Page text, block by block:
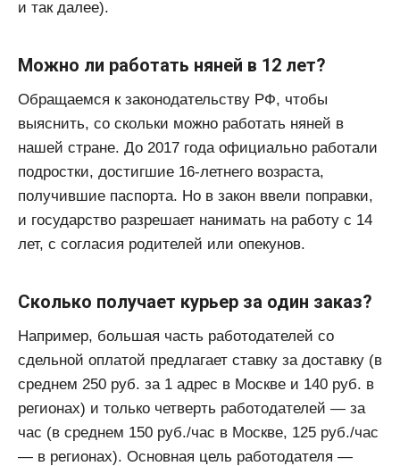
и так далее).
Можно ли работать няней в 12 лет?
Обращаемся к законодательству РФ, чтобы
выяснить, со скольки можно работать няней в
нашей стране. До 2017 года официально работали
подростки, достигшие 16-летнего возраста,
получившие паспорта. Но в закон ввели поправки,
и государство разрешает нанимать на работу с 14
лет, с согласия родителей или опекунов.
Сколько получает курьер за один заказ?
Например, большая часть работодателей со
сдельной оплатой предлагает ставку за доставку (в
среднем 250 руб. за 1 адрес в Москве и 140 руб. в
регионах) и только четверть работодателей — за
час (в среднем 150 руб./час в Москве, 125 руб./час
— в регионах). Основная цель работодателя —